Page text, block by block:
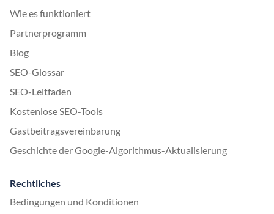
Wie es funktioniert
Partnerprogramm
Blog
SEO-Glossar
SEO-Leitfaden
Kostenlose SEO-Tools
Gastbeitragsvereinbarung
Geschichte der Google-Algorithmus-Aktualisierung
Rechtliches
Bedingungen und Konditionen